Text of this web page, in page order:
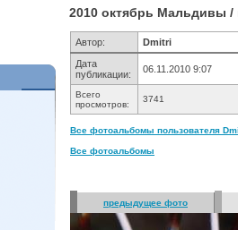
2010 октябрь Мальдивы /
Автор:
Dmitri
Дата
публикации:
06.11.2010 9:07
Всего
просмотров:
3741
Все фотоальбомы пользователя
Все фотоальбомы
предыдущее фото